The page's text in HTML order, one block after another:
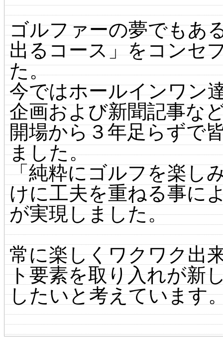
ゴルファーの夢でもあ
出るコース」をコンセ
た。
今ではホールインワン
企画および新聞記事な
開場から３年足らずで
ました。
「純粋にゴルフを楽し
けに工夫を重ねる事に
が実現しました。
常に楽しくワクワク出
ト要素を取り入れが新
したいと考えています